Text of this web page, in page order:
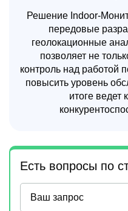
Решение Indoor-
передовые
геолокационные
позволяет не
контроль над работой
повысить уровень
итоге ведет
Есть вопросы по